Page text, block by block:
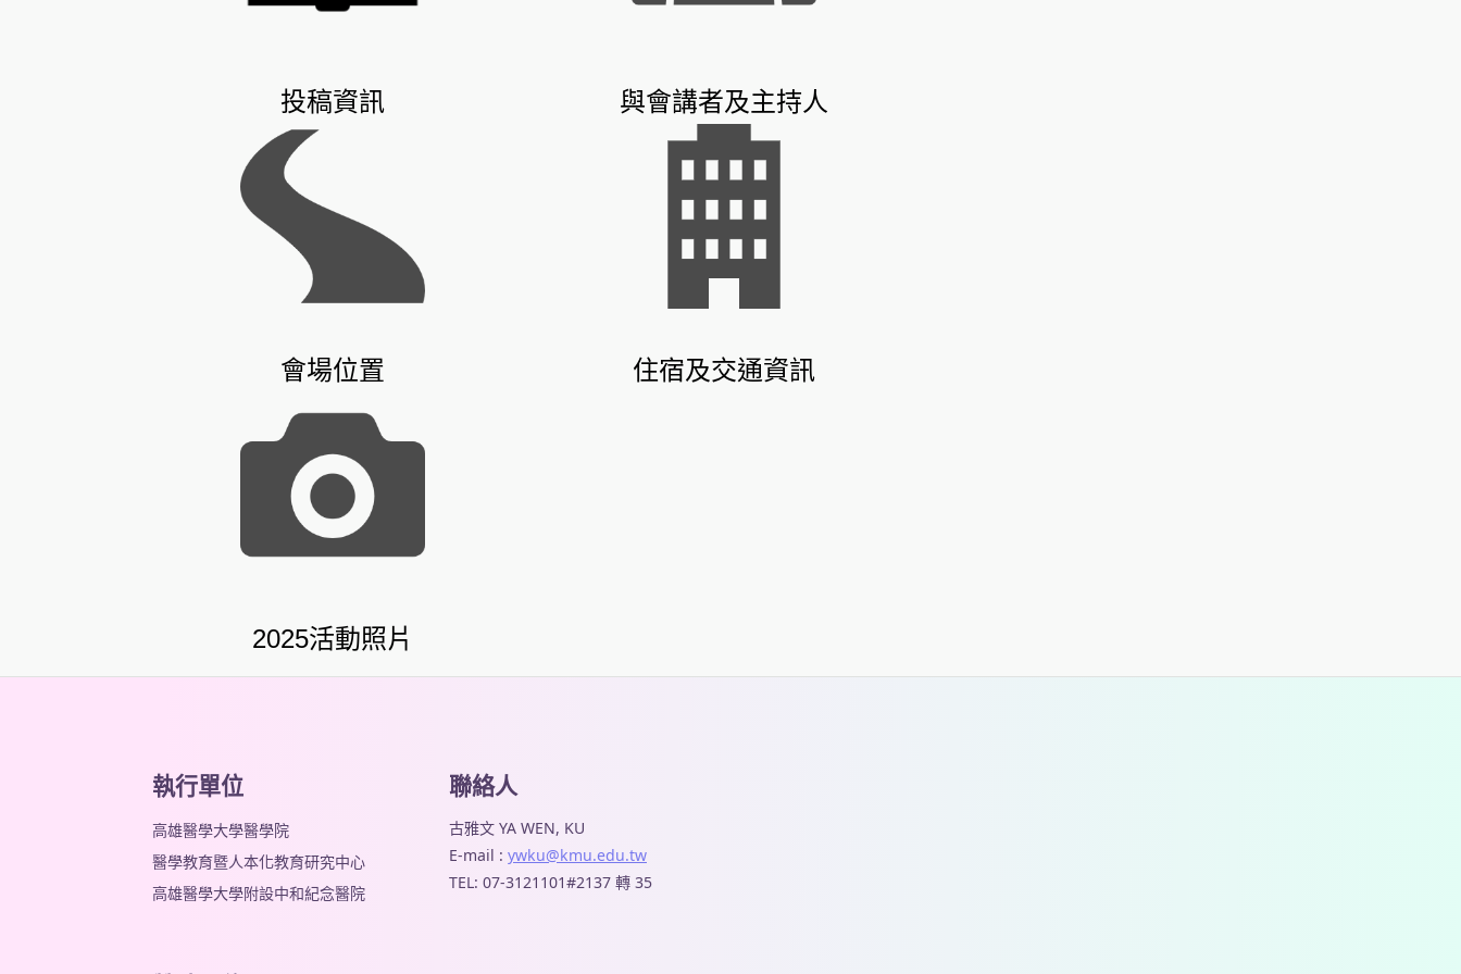
投稿資訊 與會講者及主持人
會場位置 住宿及交通資訊
2025活動照片
執行單位
高雄醫學大學醫學院
醫學教育暨人本化教育研究中心
高雄醫學大學附設中和紀念醫院
聯絡人
古雅文 YA WEN, KU
E-mail : ywku@kmu.edu.tw
TEL: 07-3121101#2137 轉 35